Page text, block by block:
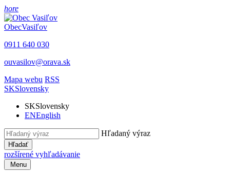
hore
ObecVasiľov
0911 640 030
ouvasilov@orava.sk
Mapa webu RSS
SKSlovensky
SKSlovensky
ENEnglish
Hľadaný výraz
Hľadať
rozšírené vyhľadávanie
Menu